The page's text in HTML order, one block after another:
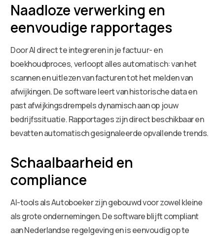
Naadloze verwerking en
eenvoudige rapportages
Door AI direct te integreren in je factuur- en
boekhoudproces, verloopt alles automatisch: van het
scannen en uitlezen van facturen tot het melden van
afwijkingen. De software leert van historische data en
past afwijkingsdrempels dynamisch aan op jouw
bedrijfssituatie. Rapportages zijn direct beschikbaar en
bevatten automatisch gesignaleerde opvallende trends.
Schaalbaarheid en
compliance
AI-tools als Autoboeker zijn gebouwd voor zowel kleine
als grote ondernemingen. De software blijft compliant
aan Nederlandse regelgeving en is eenvoudig op te